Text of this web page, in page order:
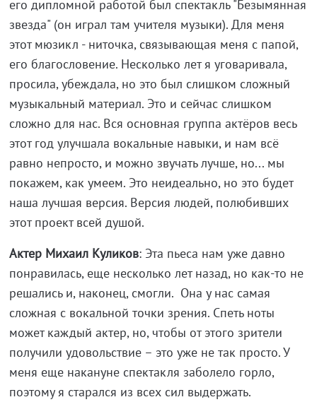
его дипломной работой был спектакль "Безымянная
звезда" (он играл там учителя музыки). Для меня
этот мюзикл - ниточка, связывающая меня с папой,
его благословение. Несколько лет я уговаривала,
просила, убеждала, но это был слишком сложный
музыкальный материал. Это и сейчас слишком
сложно для нас. Вся основная группа актёров весь
этот год улучшала вокальные навыки, и нам всё
равно непросто, и можно звучать лучше, но... мы
покажем, как умеем. Это неидеально, но это будет
наша лучшая версия. Версия людей, полюбивших
этот проект всей душой.
Актер Михаил Куликов: Эта пьеса нам уже давно
понравилась, еще несколько лет назад, но как-то не
решались и, наконец, смогли. Она у нас самая
сложная с вокальной точки зрения. Спеть ноты
может каждый актер, но, чтобы от этого зрители
получили удовольствие – это уже не так просто. У
меня еще накануне спектакля заболело горло,
поэтому я старался из всех сил выдержать.